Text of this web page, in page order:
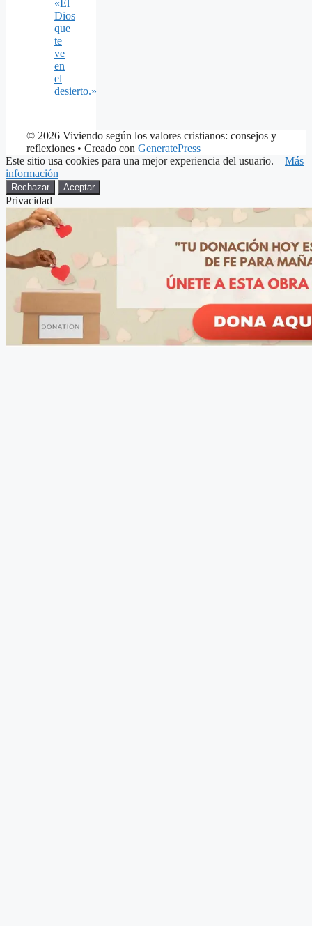
«El
Dios
que
te
ve
en
el
desierto.»
© 2026 Viviendo según los valores cristianos: consejos y
reflexiones • Creado con GeneratePress
Este sitio usa cookies para una mejor experiencia del usuario. Más
información
Rechazar Aceptar
Privacidad